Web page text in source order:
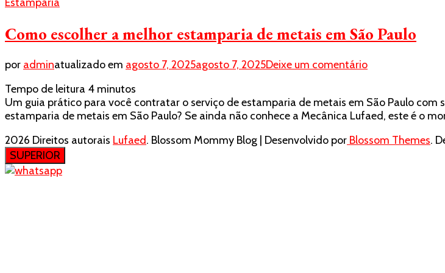
Como escolher a melhor estamparia de metais em São Paulo
por adminatualizado em agosto 7, 2025agosto 7, 2025Deixe um comentárioem
a
melhor
de
Tempo de leitura 4 minutos
Um guia prático para você contratar o serviço de estamparia de metais em São Paulo
estamparia de metais em São Paulo? Se ainda não conhece a Mecânica Lufaed, este é o
2026 Direitos autorais Lufaed. Blossom Mommy Blog | Desenvolvido por Blossom Themes.
SUPERIOR